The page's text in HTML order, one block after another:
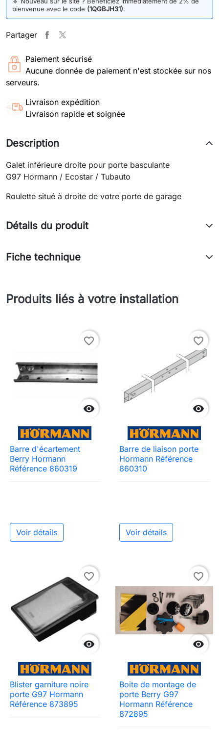
bienvenue avec le code (1QGBJH31).
Partager
Paiement sécurisé
Aucune donnée de paiement n'est stockée sur nos
serveurs.
Livraison expédition
Livraison rapide et soignée
Description
Galet inférieure droite pour porte basculante
G97 Hormann / Ecostar / Tubauto
Roulette situé à droite de votre porte de garage
Détails du produit
Fiche technique
Produits liés à votre installation

favorite_border
Barre d'écartement
Berry Hormann
Référence 860319
Voir détails

favorite_border
Barre de liaison porte
Hormann Référence
860310
Voir détails

favorite_border
Blister garniture noire
porte G97 Hormann
Référence 873895

favorite_border
Boite de montage de
porte Berry G97
Hormann Référence
872895